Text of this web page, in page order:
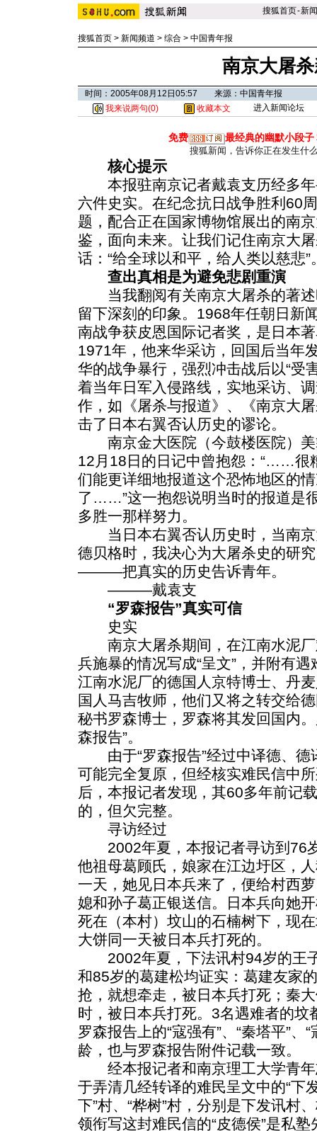
搜狐首页-新闻
搜狐首页 > 新闻频道 > 综合 > 中国青年报
南京大屠
时间：2005年08月12日05:57 来源：中国青年报
我来说两句(0) 收藏本文 进入新闻论坛
免费 最经典的幽默小段子
搜狐新闻，告诉你正在发生什
核心提示
本报驻南京记者戴袁支历经多年
六件史实。在纪念抗日战争胜利60
题，配合正在国家博物馆展出的南
鉴，面向未来。让我们记住南京大
话：“给全球以和平，给人类以慈悲”
查出真相是为避免悲剧重演
当我翻阅有关南京大屠杀的著述
留下深刻的印象。1968年任朝日新
南战争获皮恩国际记者奖，是日本
1971年，他来华采访，回国后当年
华的战争暴行，强烈冲击战后以“受
着当年日军入侵路线，实地采访、
作，如《屠杀与报道》、《南京大
击了日本右翼否认历史的谬论。
南京金大医院（今鼓楼医院）美
12月18日的日记中曾抱怨：“……很
们能更详细地报道这个恐怖地区的
了……”这一抱怨说明当时的报道是
多胜一那样努力。
当日本右翼否认历史时，当南京
德贝格时，我决心为大屠杀史的研
———把真实的历史告诉青年。
———戴袁支
“罗森报告”真实可信
史实
南京大屠杀期间，在江南水泥厂
兵施暴的情况写成“呈文”，并附有
江南水泥厂的德国人京特博士、丹
国人马吉牧师，他们又将之转交给
秘书罗森博士，罗森将其发回国内
森报告”。
由于“罗森报告”经过中译德、德
可能完全复原，但经核实难民信中
后，本报记者发现，其60多年前记
的，但欠完整。
寻访经过
2002年夏，本报记者寻访到76
他祖母葛顾氏，娘家在江边圩区，
一天，她见日本兵来了，便给村西
媳和孙子葛正银送信。日本兵向她
死在（本村）坟山的石楠树下，现
大饼同一天被日本兵打死的。
2002年夏，下法讯村94岁的王
和85岁的葛建松均证实：葛建友家
抢，就想牵走，被日本兵打死；秦
时，被日本兵打死。3名遇难者的坟
罗森报告上的“寇强有”、“秦塔平”、
龄，也与罗森报告附件记载一致。
经本报记者和南京理工大学青年
于弄清几经转译的难民呈文中的“下
下”村、“桦树”村，分别是下发讯村
领衔写这封难民信的“皮德侯”是私